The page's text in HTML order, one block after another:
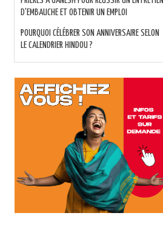
D'EMBAUCHE ET OBTENIR UN EMPLOI
POURQUOI CÉLÉBRER SON ANNIVERSAIRE SELON
LE CALENDRIER HINDOU ?